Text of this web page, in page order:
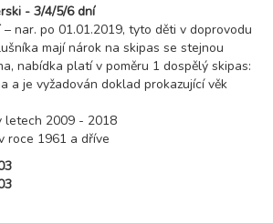
rezervovat
8 dní (7 nocí)
- 3/4/5/6 dní
– nar. po 01.01.2019, tyto děti v doprovodu
mají nárok na skipas se stejnou
nabídka platí v poměru 1 dospělý skipas:
a je vyžadován doklad prokazující věk
letech 2009 - 2018
roce 1961 a dříve